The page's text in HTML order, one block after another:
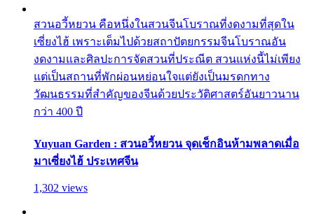
สวนอวี้หยวน คือหนึ่งในสวนจีนโบราณที่งดงามที่สุดใน
เซี่ยงไฮ้ เพราะเต็มไปด้วยสถาปัตยกรรมจีนโบราณอัน
งดงามและศิลปะการจัดสวนที่ประณีต สวนแห่งนี้ไม่เพียง
แต่เป็นสถานที่พักผ่อนหย่อนใจแต่ยังเป็นมรดกทาง
วัฒนธรรมที่สำคัญของจีนด้วยประวัติศาสตร์อันยาวนาน
กว่า 400 ปี
Yuyuan Garden : สวนอวี้หยวน จุดเช็กอินห้ามพลาดเมื่อ
มาเซี่ยงไฮ้ ประเทศจีน
1,302 views